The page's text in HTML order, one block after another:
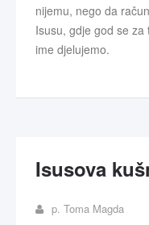
nijemu, nego da
Isusu, gdje god se
ime djelujemo.
Isusova
p. Toma Magda